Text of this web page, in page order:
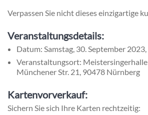
Verpassen Sie nicht dieses einzigartige
Veranstaltungsdetails:
Datum: Samstag, 30. September
Veranstaltungsort: Meistersingerhalle
Münchener Str. 21, 90478 Nürnberg
Kartenvorverkauf:
Sichern Sie sich Ihre Karten rechtzeitig: